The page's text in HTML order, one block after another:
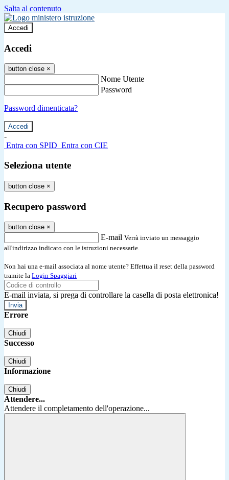
Salta al contenuto
Accedi
Accedi
button close ×
Nome Utente
Password
Password dimenticata?
-
Entra con SPID Entra con CIE
Seleziona utente
button close ×
Recupero password
button close ×
E-mail Verrà inviato un messaggio
all'indirizzo indicato con le istruzioni necessarie.
Non hai una e-mail associata al nome utente? Effettua il reset della password
tramite la Login Spaggiari
E-mail inviata, si prega di controllare la casella di posta elettronica!
Errore
Chiudi
Successo
Chiudi
Informazione
Chiudi
Attendere...
Attendere il completamento dell'operazione...